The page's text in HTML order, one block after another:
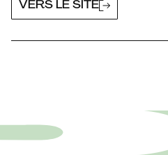
VERS LE SITE